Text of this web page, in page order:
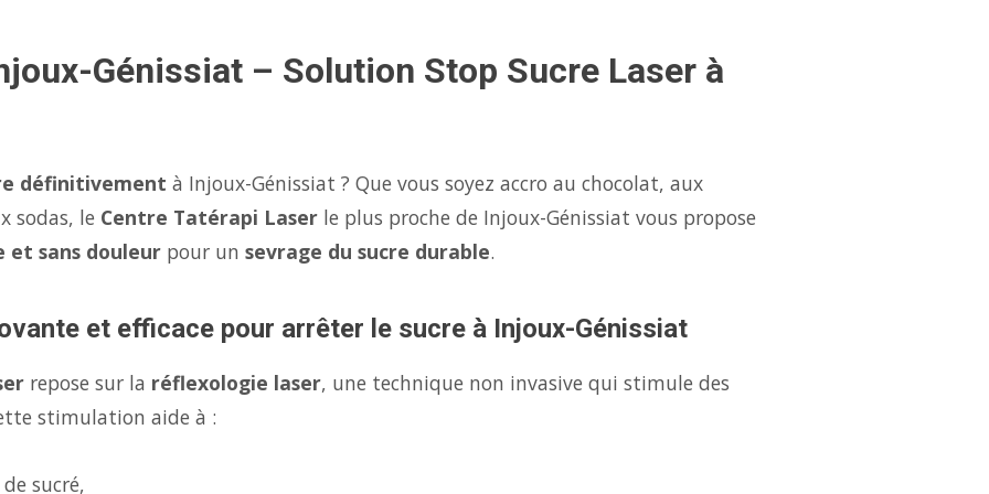
Génissiat – Solution Stop Sucre Laser à
définitivement à Injoux-Génissiat ? Que vous soyez accro au chocolat, aux
sodas, le Centre Tatérapi Laser le plus proche de Injoux-Génissiat vous propose
sans douleur pour un sevrage du sucre durable.
et efficace pour arrêter le sucre à Injoux-Génissiat
repose sur la réflexologie laser, une technique non invasive qui stimule des
stimulation aide à :
sucré,